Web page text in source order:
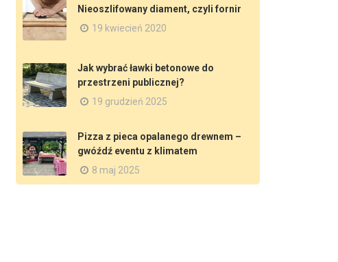
Nieoszlifowany diament, czyli fornir
19 kwiecień 2020
Jak wybrać ławki betonowe do
przestrzeni publicznej?
19 grudzień 2025
Pizza z pieca opalanego drewnem –
gwóźdź eventu z klimatem
8 maj 2025